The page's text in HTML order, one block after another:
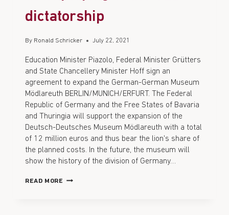
dictatorship
By Ronald Schricker July 22, 2021
Education Minister Piazolo, Federal Minister Grütters
and State Chancellery Minister Hoff sign an
agreement to expand the German-German Museum
Mödlareuth BERLIN/MUNICH/ERFURT. The Federal
Republic of Germany and the Free States of Bavaria
and Thuringia will support the expansion of the
Deutsch-Deutsches Museum Mödlareuth with a total
of 12 million euros and thus bear the lion's share of
the planned costs. In the future, the museum will
show the history of the division of Germany…
READ MORE